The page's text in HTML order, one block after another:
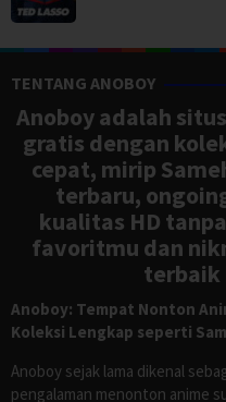
TENTANG ANOBOY
Anoboy adalah
gratis dengan
cepat, mirip
terbaru,
kualitas HD
favoritmu dan
terbaik
Anoboy: Tempat Nonton
Koleksi Lengkap seperti
Anoboy sejak lama dikenal
pengalaman menonton anime